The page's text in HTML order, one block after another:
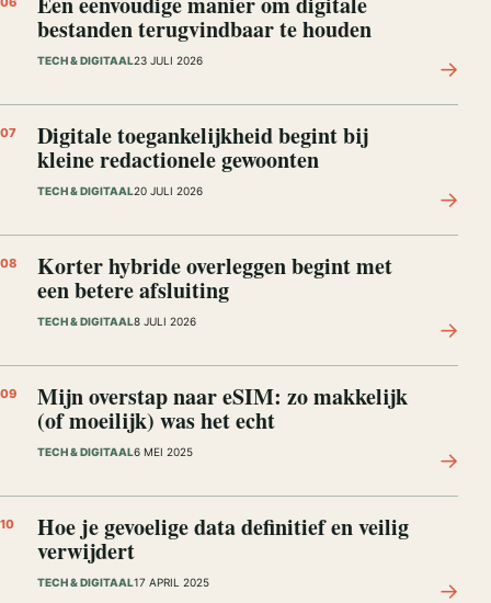
bestanden terugvindbaar te houden
TECH & DIGITAAL23 JULI 2026 →
07 Digitale toegankelijkheid begint bij
kleine redactionele gewoonten
TECH & DIGITAAL20 JULI 2026 →
08 Korter hybride overleggen begint met
een betere afsluiting
TECH & DIGITAAL8 JULI 2026 →
09 Mijn overstap naar eSIM: zo makkelijk
(of moeilijk) was het echt
TECH & DIGITAAL6 MEI 2025 →
10 Hoe je gevoelige data definitief en veilig
verwijdert
TECH & DIGITAAL17 APRIL 2025 →